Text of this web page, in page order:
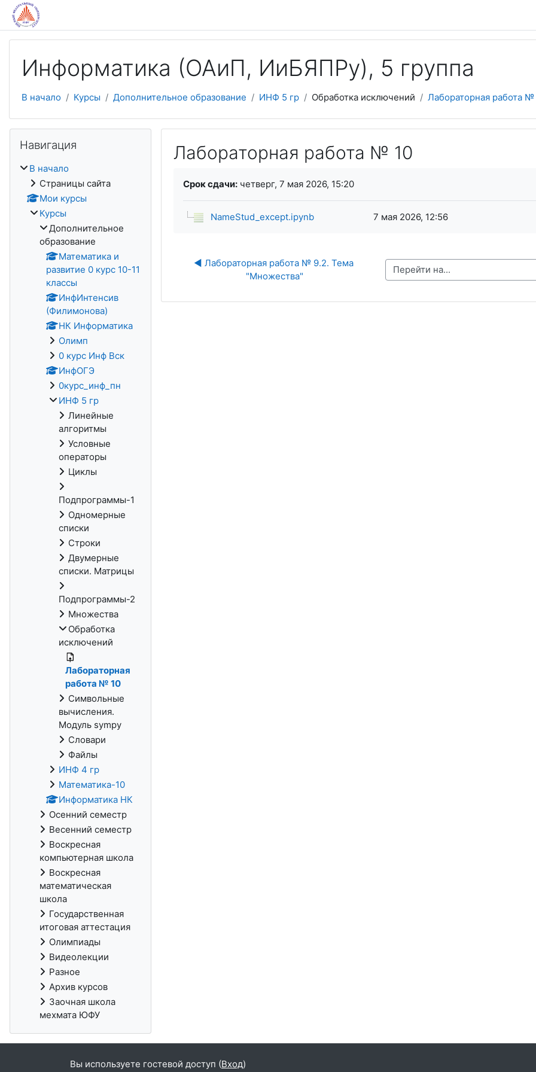
Перейти к основному содержанию
Информатика (ОАиП, ИиБЯПPy), 5 группа
В начало Курсы Дополнительное образование ИНФ 5 гр Обработка исключений Лабораторная работа №
Лабораторная работа № 10
Срок сдачи:четверг, 7 мая 2026, 15:20
NameStud_except.ipynb 7 мая 2026, 12:56
◀︎ Лабораторная работа № 9.2. Тема
"Множества"
Перейти на...
Навигация
В начало
Страницы сайта
Мои курсы
Курсы
Дополнительное
образование
Математика и
развитие 0 курс 10-11
классы
ИнфИнтенсив
(Филимонова)
НК Информатика
Олимп
0 курс Инф Вск
ИнфОГЭ
0курс_инф_пн
ИНФ 5 гр
Линейные
алгоритмы
Условные
операторы
Циклы
Подпрограммы-1
Одномерные
списки
Строки
Двумерные
списки. Матрицы
Подпрограммы-2
Множества
Обработка
исключений
Лабораторная
работа № 10
Символьные
вычисления.
Модуль sympy
Словари
Файлы
ИНФ 4 гр
Математика-10
Информатика НК
Осенний семестр
Весенний семестр
Воскресная
компьютерная школа
Воскресная
математическая
школа
Государственная
итоговая аттестация
Олимпиады
Видеолекции
Разное
Архив курсов
Заочная школа
мехмата ЮФУ
Вы используете гостевой доступ (Вход)